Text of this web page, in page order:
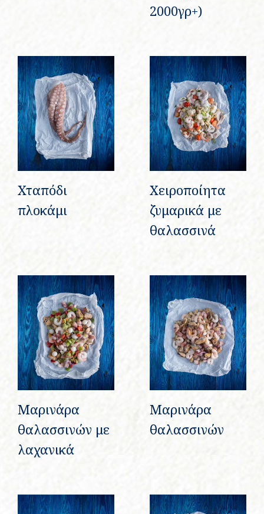
2000γρ+)
Χταπόδι
πλοκάμι
Χειροποίητα
ζυμαρικά με
θαλασσινά
Μαρινάρα
θαλασσινών με
λαχανικά
Μαρινάρα
θαλασσινών